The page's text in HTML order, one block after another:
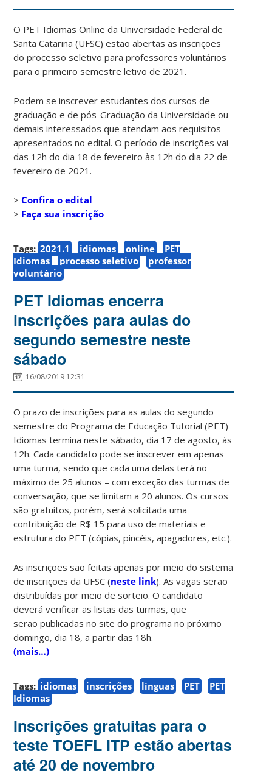
O PET Idiomas Online da Universidade Federal de
Santa Catarina (UFSC) estão abertas as inscrições
do processo seletivo para professores voluntários
para o primeiro semestre letivo de 2021.
Podem se inscrever estudantes dos cursos de
graduação e de pós-Graduação da Universidade ou
demais interessados que atendam aos requisitos
apresentados no edital. O período de inscrições vai
das 12h do dia 18 de fevereiro às 12h do dia 22 de
fevereiro de 2021.
>Confira o edital
> Faça sua inscrição
Tags: 2021.1 idiomas online
PET
Idiomas
processo seletivo
professor
voluntário
PET Idiomas encerra
inscrições para aulas do
segundo semestre neste
sábado
16/08/2019 12:31
O prazo de inscrições para as aulas do segundo
semestre do Programa de Educação Tutorial (PET)
Idiomas termina neste sábado, dia 17 de agosto, às
12h. Cada candidato pode se inscrever em apenas
uma turma, sendo que cada uma delas terá no
máximo de 25 alunos – com exceção das turmas de
conversação, que se limitam a 20 alunos. Os cursos
são gratuitos, porém, será solicitada uma
contribuição de R$ 15 para uso de materiais e
estrutura do PET (cópias, pincéis, apagadores, etc.).
As inscrições são feitas apenas por meio do sistema
de inscrições da UFSC (neste link). As vagas serão
distribuídas por meio de sorteio. O candidato
deverá verificar as listas das turmas, que
serão publicadas no site do programa no próximo
domingo, dia 18, a partir das 18h.
(mais…)
Tags: idiomas inscrições línguas PET
PET
Idiomas
Inscrições gratuitas para o
teste TOEFL ITP estão abertas
até 20 de novembro